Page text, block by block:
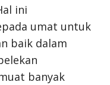
ini
umat untuk
baik dalam
banyak